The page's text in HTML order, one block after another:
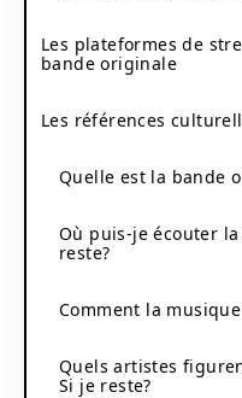
Les plateformes de
bande originale
Les références
Quelle est la bande
Où puis-je écouter
reste?
Comment la
Quels artistes
Si je reste?